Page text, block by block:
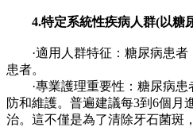
4.特定系統性疾病人群(以糖
·適用人群特征：糖尿病患者
患者。
·專業護理重要性：糖尿病患
防和維護。普遍建議每3到6個月
治。這不僅是為了清除牙石菌斑